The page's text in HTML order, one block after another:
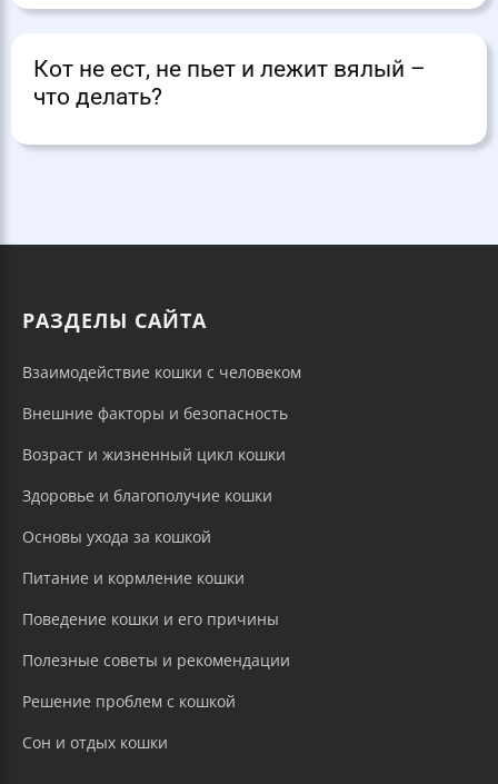
Кот не ест, не пьет и лежит вялый –
что делать?
РАЗДЕЛЫ САЙТА
Взаимодействие кошки с человеком
Внешние факторы и безопасность
Возраст и жизненный цикл кошки
Здоровье и благополучие кошки
Основы ухода за кошкой
Питание и кормление кошки
Поведение кошки и его причины
Полезные советы и рекомендации
Решение проблем с кошкой
Сон и отдых кошки